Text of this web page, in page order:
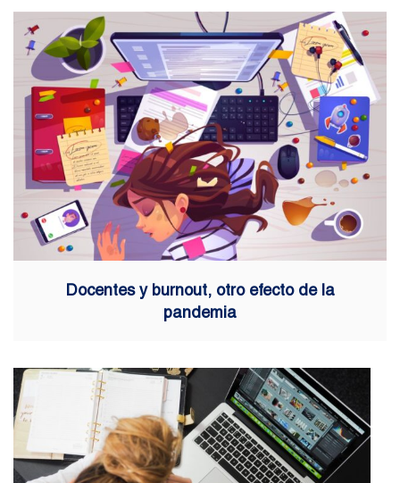
Docentes y burnout, otro efecto de la
pandemia